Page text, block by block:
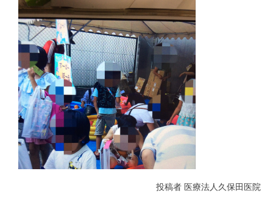
投稿者 医療法人久保田医院